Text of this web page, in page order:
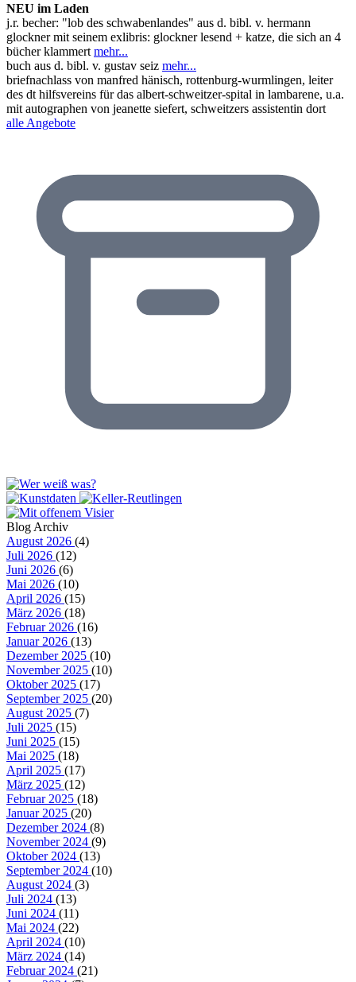
NEU im Laden
j.r. becher: "lob des schwabenlandes" aus d. bibl. v. hermann
glockner mit seinem exlibris: glockner lesend + katze, die sich an 4
bücher klammert mehr...
buch aus d. bibl. v. gustav seiz mehr...
briefnachlass von manfred hänisch, rottenburg-wurmlingen, leiter
des dt hilfsvereins für das albert-schweitzer-spital in lambarene, u.a.
mit autographen von jeanette siefert, schweitzers assistentin dort
alle Angebote
Blog Archiv
August 2026 (4)
Juli 2026 (12)
Juni 2026 (6)
Mai 2026 (10)
April 2026 (15)
März 2026 (18)
Februar 2026 (16)
Januar 2026 (13)
Dezember 2025 (10)
November 2025 (10)
Oktober 2025 (17)
September 2025 (20)
August 2025 (7)
Juli 2025 (15)
Juni 2025 (15)
Mai 2025 (18)
April 2025 (17)
März 2025 (12)
Februar 2025 (18)
Januar 2025 (20)
Dezember 2024 (8)
November 2024 (9)
Oktober 2024 (13)
September 2024 (10)
August 2024 (3)
Juli 2024 (13)
Juni 2024 (11)
Mai 2024 (22)
April 2024 (10)
März 2024 (14)
Februar 2024 (21)